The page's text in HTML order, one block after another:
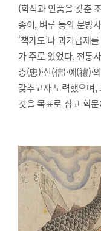
(학식과 인품을 갖춘
종이, 벼루 등의 문방
‘책가도’나 과거급제
가 주로 있었다. 전통
충(忠)·신(信)·예(禮)·
갖추고자 노력했으며
것을 목표로 삼고 학